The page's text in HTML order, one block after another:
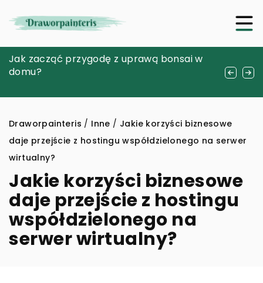
Znaczenie i symbolika bransoletek w
kulturze Wikingów: inspiracje dla
Jak zacząć przygodę z uprawą bonsai w
domu?
Jak dokonywać mądrych wyborów w
przeglądając akcesoria elektroniczne?
Draworpainteris / Inne / Jakie korzyści biznesowe
daje przejście z hostingu współdzielonego na serwer
wirtualny?
Jakie korzyści biznesowe
daje przejście z hostingu
współdzielonego na
serwer wirtualny?